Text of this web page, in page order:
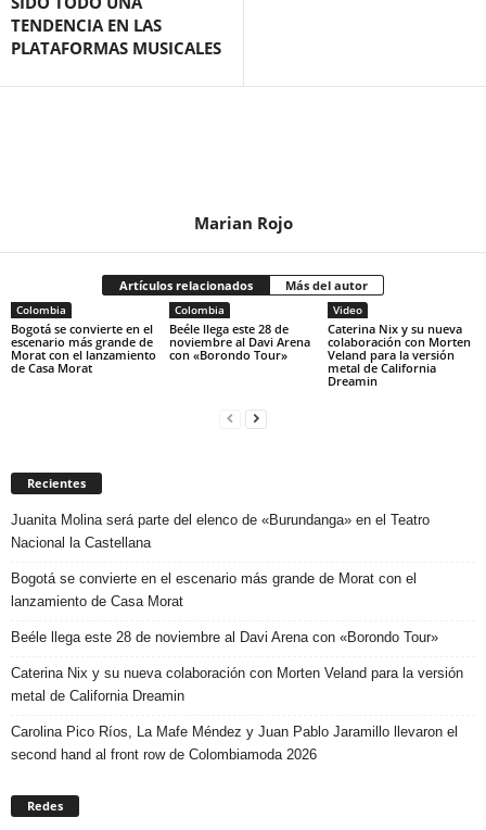
TENDENCIA EN LAS
PLATAFORMAS MUSICALES
Marian Rojo
Artículos relacionados Más del autor
Colombia
Bogotá se convierte en el
escenario más grande de
Morat con el lanzamiento
de Casa Morat
Colombia
Beéle llega este 28 de
noviembre al Davi Arena
con «Borondo Tour»
Video
Caterina Nix y su nueva
colaboración con Morten
Veland para la versión
metal de California
Dreamin
Recientes
Juanita Molina será parte del elenco de «Burundanga» en el Teatro
Nacional la Castellana
Bogotá se convierte en el escenario más grande de Morat con el
lanzamiento de Casa Morat
Beéle llega este 28 de noviembre al Davi Arena con «Borondo Tour»
Caterina Nix y su nueva colaboración con Morten Veland para la versión
metal de California Dreamin
Carolina Pico Ríos, La Mafe Méndez y Juan Pablo Jaramillo llevaron el
second hand al front row de Colombiamoda 2026
Redes